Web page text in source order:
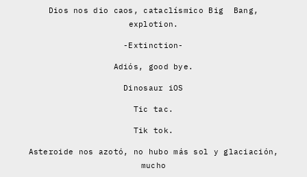
Dios nos dio caos, cataclísmico Big Bang,
explotion.
-Extinction-
Adiós, good bye.
Dinosaur iOS
Tic tac.
Tik tok.
Asteroide nos azotó, no hubo más sol y glaciación,
mucho